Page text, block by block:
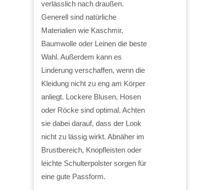
verlässlich nach draußen.
Generell sind natürliche
Materialien wie Kaschmir,
Baumwolle oder Leinen die beste
Wahl. Außerdem kann es
Linderung verschaffen, wenn die
Kleidung nicht zu eng am Körper
anliegt. Lockere Blusen, Hosen
oder Röcke sind optimal. Achten
sie dabei darauf, dass der Look
nicht zu lässig wirkt. Abnäher im
Brustbereich, Knopfleisten oder
leichte Schulterpolster sorgen für
eine gute Passform.